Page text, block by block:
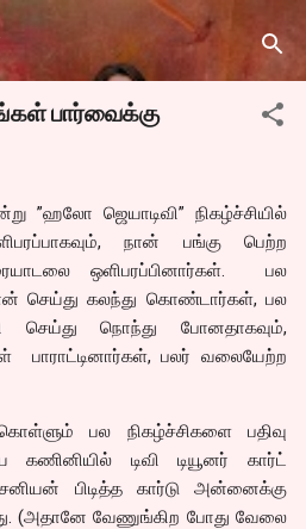
main content
பார்வைக்கு
”ஹலோ ஜெயாடிவி” நிகழ்ச்சியில்
நான் பங்கு பெற்ற
ஒளிபரப்பினார்கள். பல
செய்து கலந்து கொண்டார்கள், பல
செய்து நொந்து போனதாகவும்,
பாராட்டினார்கள், பலர் வலையேற்ற
பல நிகழ்ச்சிகளை பதிவு
டிவி டியூனர் கார்ட்
பிடித்த கார்டு அன்னைக்கு
(அதானே வேணுங்கிற போது வேலை